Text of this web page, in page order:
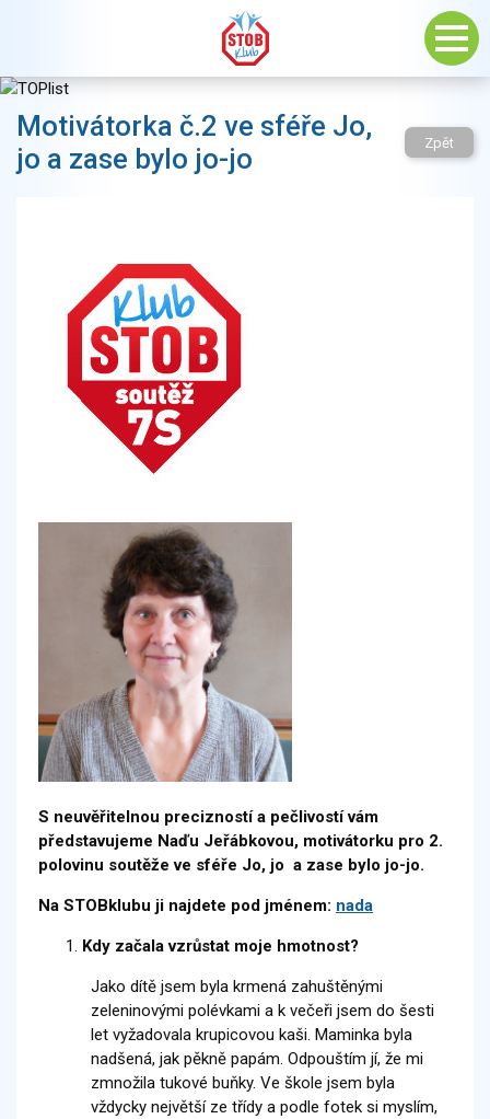
Motivátorka č.2 ve sféře Jo,
jo a zase bylo jo-jo
Zpět
S neuvěřitelnou precizností a pečlivostí vám
představujeme Naďu Jeřábkovou, motivátorku pro 2.
polovinu soutěže ve sféře Jo, jo a zase bylo jo-jo.
Na STOBklubu ji najdete pod jménem: nada
Kdy začala vzrůstat moje hmotnost?
Jako dítě jsem byla krmená zahuštěnými
zeleninovými polévkami a k večeři jsem do šesti
let vyžadovala krupicovou kaši. Maminka byla
nadšená, jak pěkně papám. Odpouštím jí, že mi
zmnožila tukové buňky. Ve škole jsem byla
vždycky největší ze třídy a podle fotek si myslím,